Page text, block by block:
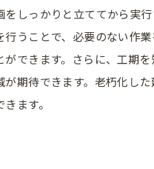
しっかりと立ててから実
うことで、必要のない作
できます。さらに、工期
期待できます。老朽化し
ます。